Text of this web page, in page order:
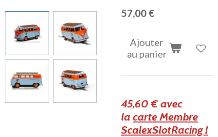
57,00 €
Ajouter
au panier
45,60 € avec
la carte Membre
ScalexSlotRacing !